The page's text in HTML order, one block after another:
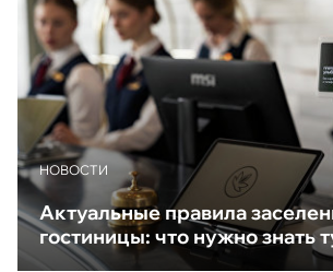
НОВОСТИ
Актуальные правила
гостиницы: что нужно знать